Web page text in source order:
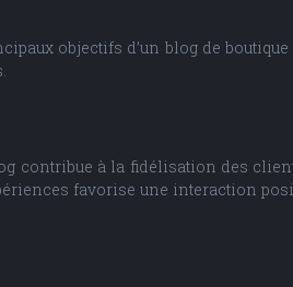
objectifs d’un blog de
contribue à la fidélisation des
favorise une interaction